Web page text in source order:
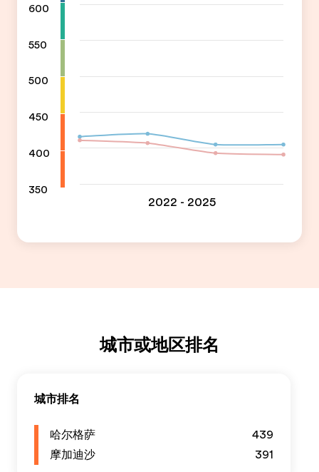
600
550
500
450
400
350
2022 - 2025
城市或地区排名
城市排名
哈尔格萨
439
摩加迪沙
391